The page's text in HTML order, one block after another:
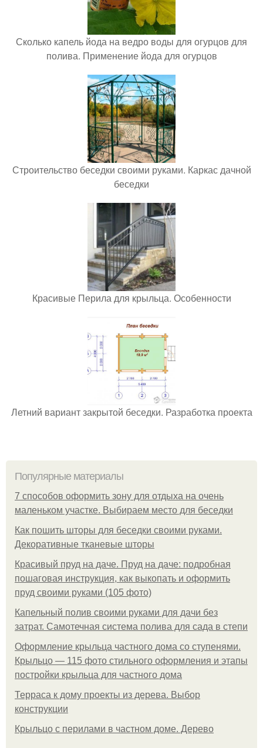
Сколько капель йода на ведро воды для огурцов для
полива. Применение йода для огурцов
Строительство беседки своими руками. Каркас дачной
беседки
Красивые Перила для крыльца. Особенности
Летний вариант закрытой беседки. Разработка проекта
Популярные материалы
7 способов оформить зону для отдыха на очень
маленьком участке. Выбираем место для беседки
Как пошить шторы для беседки своими руками.
Декоративные тканевые шторы
Красивый пруд на даче. Пруд на даче: подробная
пошаговая инструкция, как выкопать и оформить
пруд своими руками (105 фото)
Капельный полив своими руками для дачи без
затрат. Самотечная система полива для сада в степи
Оформление крыльца частного дома со ступенями.
Крыльцо — 115 фото стильного оформления и этапы
постройки крыльца для частного дома
Терраса к дому проекты из дерева. Выбор
конструкции
Крыльцо с перилами в частном доме. Дерево